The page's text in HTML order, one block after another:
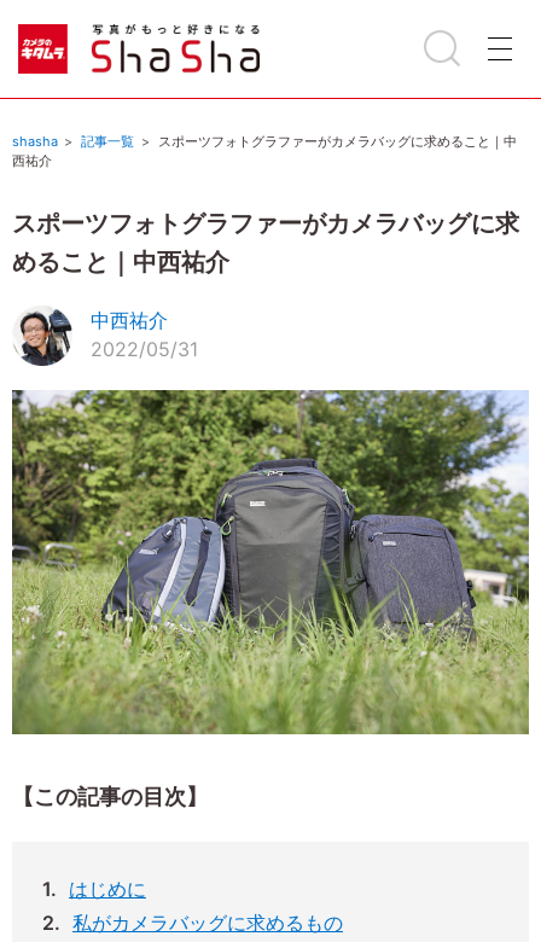
shasha 記事一覧
スポーツフォトグラファーがカメラバッグに求めること｜中
西祐介
スポーツフォトグラファーがカメラバッグに求
めること｜中西祐介
中西祐介
2022/05/31
【この記事の目次】
はじめに
私がカメラバッグに求めるもの